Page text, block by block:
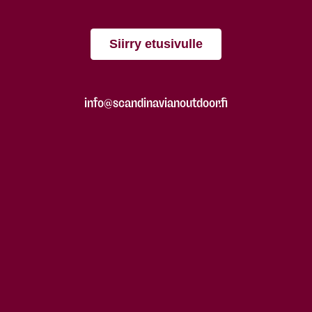
Siirry etusivulle
info@scandinavianoutdoor.fi